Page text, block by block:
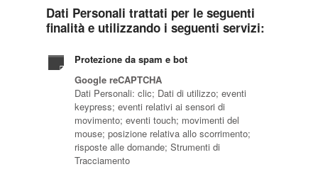
Dati Personali trattati per le seguenti
finalità e utilizzando i seguenti servizi:
Protezione da spam e bot
Google reCAPTCHA
Dati Personali: clic; Dati di utilizzo; eventi
keypress; eventi relativi ai sensori di
movimento; eventi touch; movimenti del
mouse; posizione relativa allo scorrimento;
risposte alle domande; Strumenti di
Tracciamento